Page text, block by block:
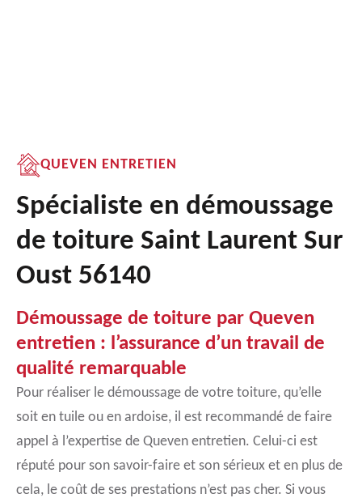
QUEVEN ENTRETIEN
Spécialiste en démoussage
de toiture Saint Laurent Sur
Oust 56140
Démoussage de toiture par Queven
entretien : l’assurance d’un travail de
qualité remarquable
Pour réaliser le démoussage de votre toiture, qu’elle
soit en tuile ou en ardoise, il est recommandé de faire
appel à l’expertise de Queven entretien. Celui-ci est
réputé pour son savoir-faire et son sérieux et en plus de
cela, le coût de ses prestations n’est pas cher. Si vous